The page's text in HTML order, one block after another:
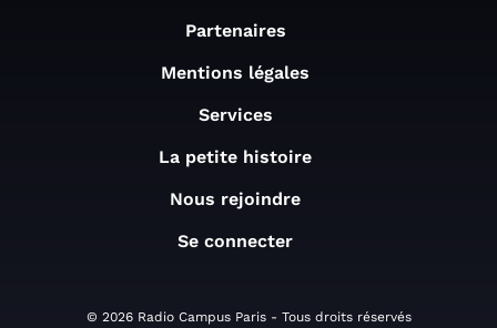
Partenaires
Mentions légales
Services
La petite histoire
Nous rejoindre
Se connecter
© 2026 Radio Campus Paris - Tous droits réservés